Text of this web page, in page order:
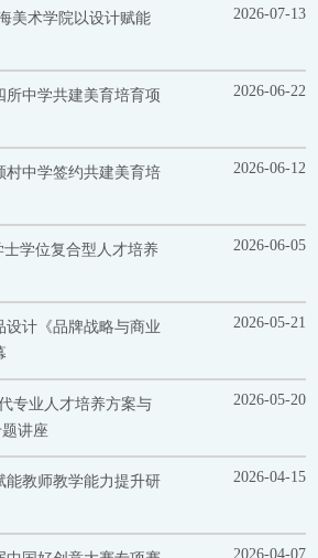
美术学院以设计赋能
2026-07-13
所中学共建美育培育项
2026-06-22
村中学签约共建美育培
2026-06-12
学位复合型人才培养
2026-06-05
设计《品牌战略与商业
2026-05-21
专业人才培养方案与
讲座
2026-05-20
能教师教学能力提升研
2026-04-15
2026-04-07